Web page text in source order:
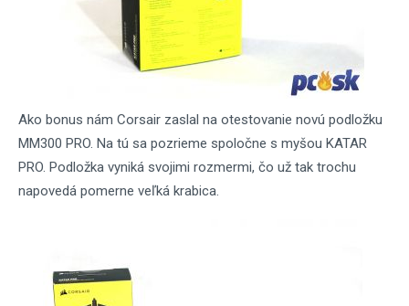
Ako bonus nám Corsair zaslal na otestovanie novú podložku
MM300 PRO. Na tú sa pozrieme spoločne s myšou KATAR
PRO. Podložka vyniká svojimi rozmermi, čo už tak trochu
napovedá pomerne veľká krabica.